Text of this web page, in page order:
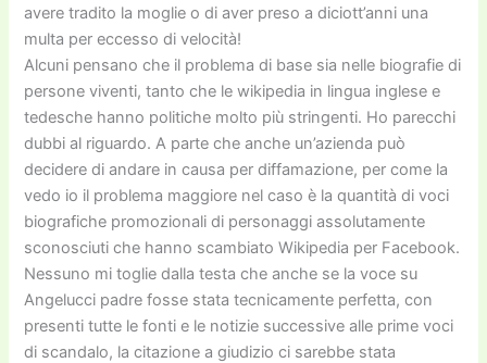
avere tradito la moglie o di aver preso a diciott’anni una
multa per eccesso di velocità!
Alcuni pensano che il problema di base sia nelle biografie di
persone viventi, tanto che le wikipedia in lingua inglese e
tedesche hanno politiche molto più stringenti. Ho parecchi
dubbi al riguardo. A parte che anche un’azienda può
decidere di andare in causa per diffamazione, per come la
vedo io il problema maggiore nel caso è la quantità di voci
biografiche promozionali di personaggi assolutamente
sconosciuti che hanno scambiato Wikipedia per Facebook.
Nessuno mi toglie dalla testa che anche se la voce su
Angelucci padre fosse stata tecnicamente perfetta, con
presenti tutte le fonti e le notizie successive alle prime voci
di scandalo, la citazione a giudizio ci sarebbe stata